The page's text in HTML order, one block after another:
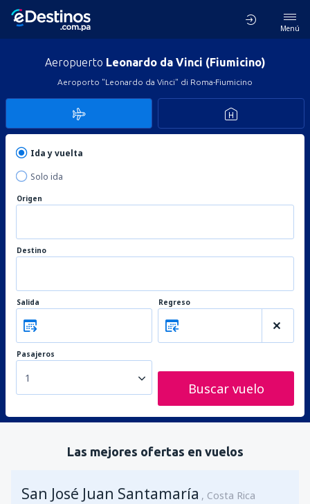
Menú
Aeropuerto Leonardo da Vinci (Fiumicino)
Aeroporto "Leonardo da Vinci" di Roma-Fiumicino
Ida y vuelta
Solo ida
Origen
Destino
Salida Regreso
Pasajeros
1
Buscar vuelo
Las mejores ofertas en vuelos
San José Juan Santamaría Costa Rica